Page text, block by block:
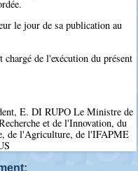
le jour de sa publication au
de l'exécution du présent
E. DI RUPO Le Ministre de
et de l'Innovation, du
de l'Agriculture, de l'IFAPME